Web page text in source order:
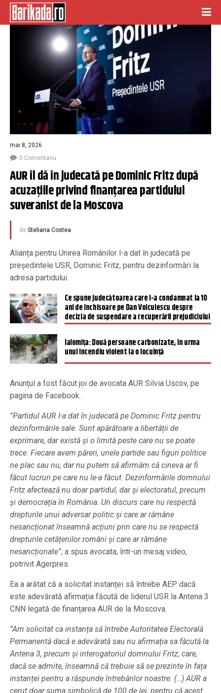
mai 8, 2026
0 Comentariu
AUR îl dă în judecată pe Dominic Fritz după
acuzațiile privind finanțarea partidului
suveranist de la Moscova
de Steliana Costea
Alianța pentru Unirea Românilor l-a dat în judecată pe
președintele USR, Dominic Fritz, pentru dezinformări la
adresa partidului.
Ce spune judecătoarea care l-a condamnat la 10
ani de închisoare pe Dan Voiculescu despre
decizia de suspendare a recuperării prejudiciului
Ialomiţa: Două persoane carbonizate, în urma
unui incendiu violent la o locuinţă
Anunțul a fost făcut joi de avocata AUR Silvia Uscov, pe
pagina de Facebook.
”Partidul AUR l-a dat în judecată pe Dominic Fritz pentru
dezinformările sale. Sunt apărătoare a libertății de
exprimare, dar există și o limită peste care nu se poate
trece. Fiecare avem păreri, unele partide sau figuri politice
ne plac sau nu, dar nu putem să afirmăm că cineva ar fi
făcut lucruri pe care nu le-a făcut. Dezinformările domnului
Fritz afectează nu doar partidul, dar și electoratul, precum
și democrația în România. Un discurs care nu respectă
drepturile unui adversar politic și care ar rămâne
nesancționat înseamnă acțiuni prin care nu se respectă
drepturile cetățenilor români și care ar rămâne
nesancționate”, a spus avocata, într-un mesaj video,
potrivit Agerpres.
Ea a arătat că a solicitat instanței să întrebe AEP dacă
este adevărată afirmația făcută de liderul USR la Antena 3
CNN legată de finanțarea AUR de la Moscova.
”Am solicitat ca instanța să întrebe Autoritatea Electorală
Permanentă dacă e adevărată sau nu afirmația sa făcută la
Antena 3, precum și interogatoriul domnului Fritz, care,
dacă se admite, înseamnă că trebuie să se prezinte în fața
instanței pentru a răspunde întrebărilor noastre. (…) AUR a
cerut doar suma simbolică de 100 de lei, pentru că acest